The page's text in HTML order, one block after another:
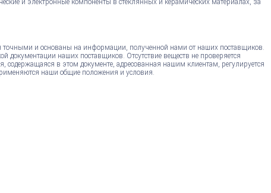
и электронные компоненты в стеклянных и керамических материалах, за
и основаны на информации, полученной нами от наших поставщиков.
документации наших поставщиков. Отсутствие веществ не проверяется
в этом документе, адресованная нашим клиентам, регулируется
наши общие положения и условия.